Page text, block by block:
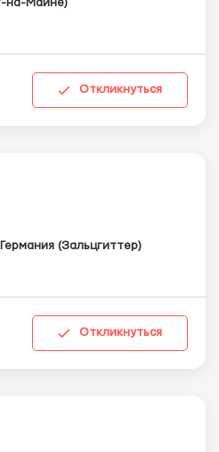
на-Майне)
Откликнуться
Германия (Зальцгиттер)
Откликнуться